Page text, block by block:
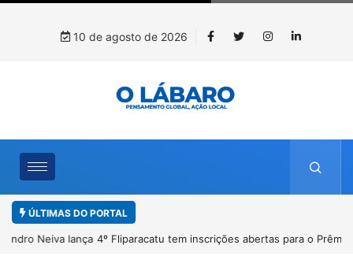
10 de agosto de 2026
ÚLTIMAS DO PORTAL
4º Fliparacatu tem inscrições abertas para o Prêmio de Redação e